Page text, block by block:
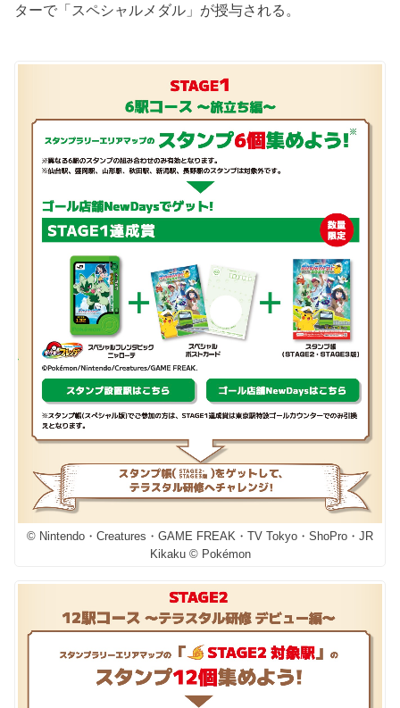
ターで「スペシャルメダル」が授与される。
© Nintendo・Creatures・GAME FREAK・TV Tokyo・ShoPro・JR
Kikaku © Pokémon